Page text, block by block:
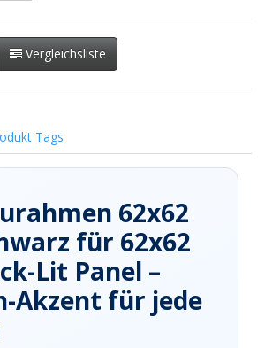
Vergleichsliste
Tags
62x62
für 62x62
Lit Panel –
Akzent für jede